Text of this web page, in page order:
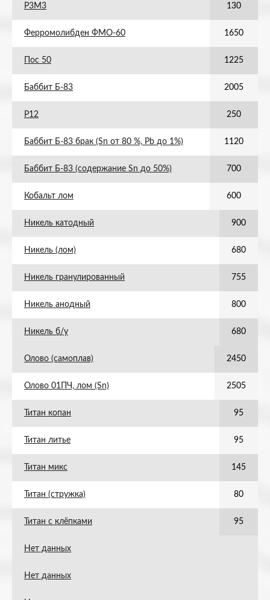
Р3М3 130
Ферромолибден ФМО-60 1650
Пос 50 1225
Баббит Б-83 2005
Р12 250
Баббит Б-83 брак (Sn от 80 %, Pb до 1%) 1120
Баббит Б-83 (содержание Sn до 50%) 700
Кобальт лом 600
Никель катодный 900
Никель (лом) 680
Никель гранулированный 755
Никель анодный 800
Никель б/у 680
Олово (самоплав) 2450
Олово 01ПЧ, лом (Sn) 2505
Титан копан 95
Титан литье 95
Титан микс 145
Титан (стружка) 80
Титан с клёпками 95
Нет данных
Нет данных